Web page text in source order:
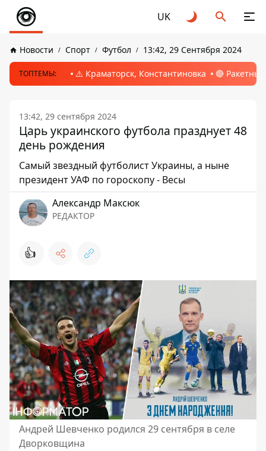
UK
Новости Спорт Футбол 13:42, 29 Сентября 2024
ТОПТЕМЫ: ⚠️ Краматорск, Константиновка 🔴
13:42, 29 сентября 2024
Царь украинского футбола празднует 48
день рождения
Самый звездный футболист Украины, а ныне
президент УАФ по гороскопу - Весы
Александр Максюк
РЕДАКТОР
👍
Андрей Шевченко родился 29 сентября в селе
Дворковщина